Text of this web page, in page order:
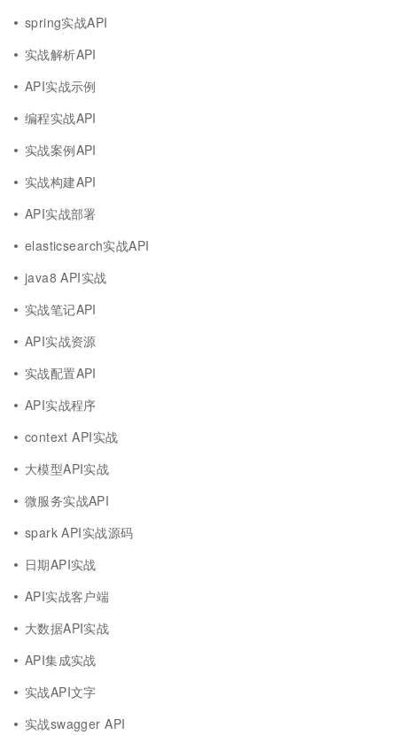
spring实战API
实战解析API
API实战示例
编程实战API
实战案例API
实战构建API
API实战部署
elasticsearch实战API
java8 API实战
实战笔记API
API实战资源
实战配置API
API实战程序
context API实战
大模型API实战
微服务实战API
spark API实战源码
日期API实战
API实战客户端
大数据API实战
API集成实战
实战API文字
实战swagger API